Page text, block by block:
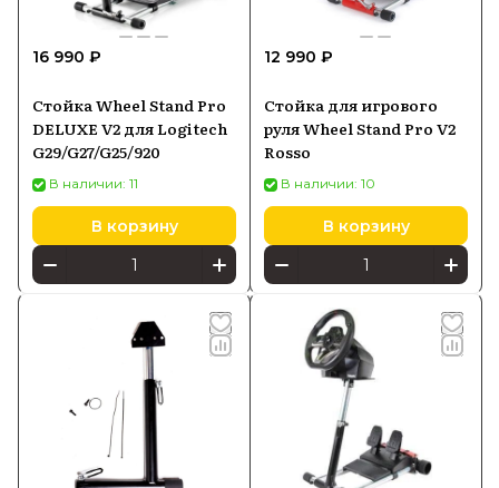
16 990 ₽
Стойка Wheel Stand Pro
DELUXE V2 для Logitech
G29/G27/G25/920
В наличии: 11
В корзину
12 990 ₽
Стойка для игрового
руля Wheel Stand Pro V2
Rosso
В наличии: 10
В корзину